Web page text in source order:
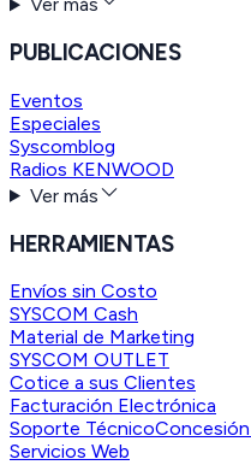
Ver más
PUBLICACIONES
Eventos
Especiales
Syscomblog
Radios KENWOOD
Ver más
HERRAMIENTAS
Envíos sin Costo
SYSCOM Cash
Material de Marketing
SYSCOM OUTLET
Cotice a sus Clientes
Facturación Electrónica
Soporte Técnico
Servicios Web